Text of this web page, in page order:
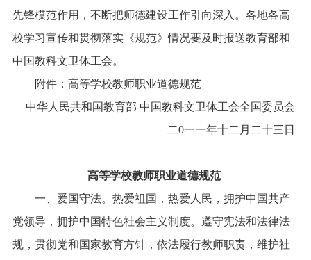
先锋模范作用，不断把师德建设工作引向深入。各地各高
校学习宣传和贯彻落实《规范》情况要及时报送教育部和
中国教科文卫体工会。
附件：高等学校教师职业道德规范
中华人民共和国教育部 中国教科文卫体工会全国委员会
二0一一年十二月二十三日
高等学校教师职业道德规范
一、爱国守法。热爱祖国，热爱人民，拥护中国共产
党领导，拥护中国特色社会主义制度。遵守宪法和法律法
规，贯彻党和国家教育方针，依法履行教师职责，维护社